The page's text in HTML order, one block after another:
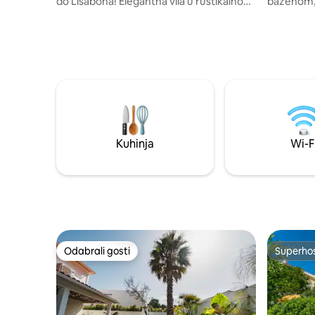
vještine na vanjskom roštilju ili pećnici na
drva. Zatim prenoćite u jedan od bračnih
su sobe
isključivo
unutar
kojem
Kuhinja Wi-
Odabrali gosti
Odabrali gosti